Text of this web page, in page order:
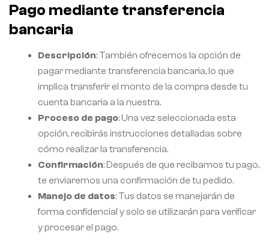
Pago mediante transferencia
bancaria
Descripción: También ofrecemos la opción de
pagar mediante transferencia bancaria, lo que
implica transferir el monto de la compra desde tu
cuenta bancaria a la nuestra.
Proceso de pago: Una vez seleccionada esta
opción, recibirás instrucciones detalladas sobre
cómo realizar la transferencia.
Confirmación: Después de que recibamos tu pago,
te enviaremos una confirmación de tu pedido.
Manejo de datos: Tus datos se manejarán de
forma confidencial y solo se utilizarán para verificar
y procesar el pago.